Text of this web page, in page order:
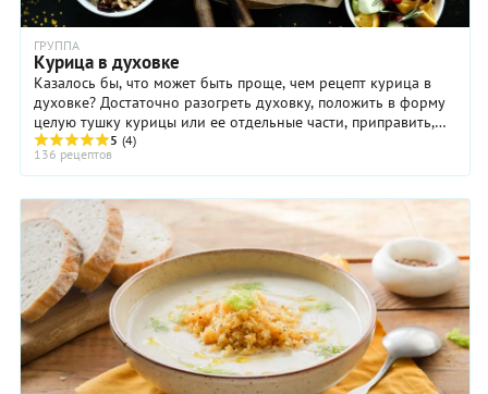
ГРУППА
Курица в духовке
Казалось бы, что может быть проще, чем рецепт курица в
духовке? Достаточно разогреть духовку, положить в форму
целую тушку курицы или ее отдельные части, приправить,
смазать чем-то подходящим, ...
5 (4)
136 рецептов